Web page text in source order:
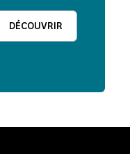
DÉCOUVRIR